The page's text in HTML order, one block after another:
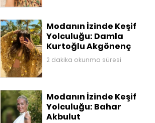
Modanın İzinde Keşif
Yolculuğu: Damla
Kurtoğlu Akgönenç
2 dakika okunma süresi
Modanın İzinde Keşif
Yolculuğu: Bahar
Akbulut